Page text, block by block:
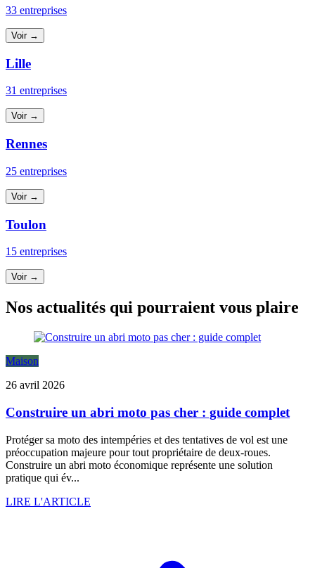
33 entreprises
Voir →
Lille
31 entreprises
Voir →
Rennes
25 entreprises
Voir →
Toulon
15 entreprises
Voir →
Nos actualités qui pourraient vous plaire
Maison
26 avril 2026
Construire un abri moto pas cher : guide complet
Protéger sa moto des intempéries et des tentatives de vol est une
préoccupation majeure pour tout propriétaire de deux-roues.
Construire un abri moto économique représente une solution
pratique qui év...
LIRE L'ARTICLE